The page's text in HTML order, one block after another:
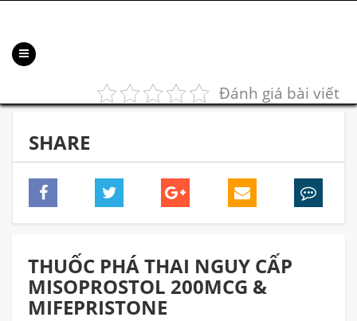
Đánh giá bài viết
SHARE
THUỐC PHÁ THAI NGUY CẤP
MISOPROSTOL 200MCG &
MIFEPRISTONE